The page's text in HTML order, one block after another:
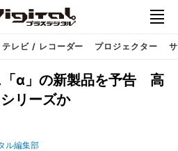
テレビ / レコーダー プロジェクター
「α」の新製品を予告 高
リーズか
ル編集部